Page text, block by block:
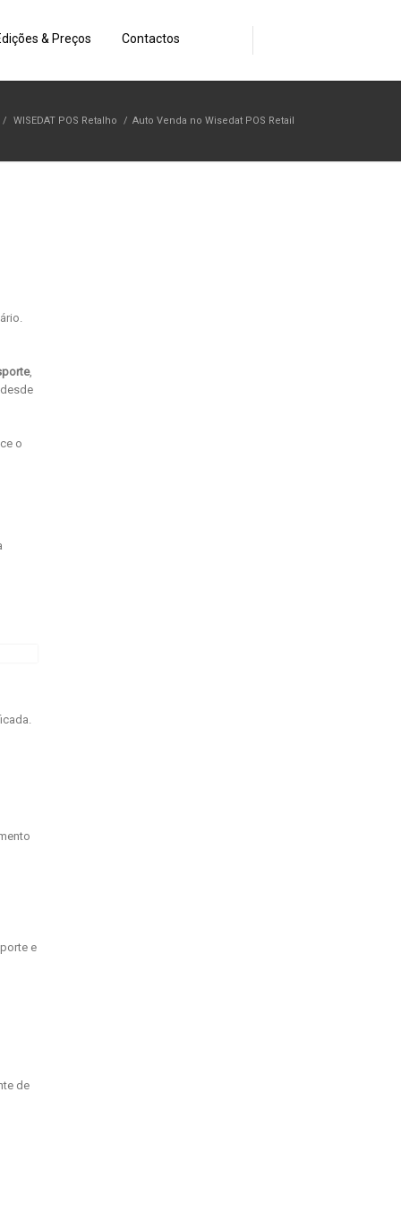
& Preços Contactos
/ WISEDAT POS Retalho / Auto Venda no Wisedat POS Retail
,
o
e
de